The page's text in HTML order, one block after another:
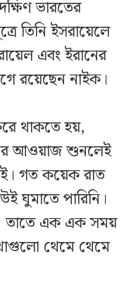
ভারতের
তিনি ইসরায়েলে
এবং ইরানের
রয়েছেন নাইক।
থাকতে হয়,
আওয়াজ শুনলেই
গত কয়েক রাত
ঘুমাতে পারিনি।
তাতে এক এক সময়
থেমে থেমে